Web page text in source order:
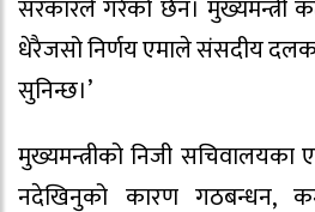
सरकारले गरेको छैन। मुख्यमन्त्री
धेरैजसो निर्णय एमाले संसदीय
सुनिन्छ।’
मुख्यमन्त्रीको निजी
नदेखिनुको कारण गठबन्धन,